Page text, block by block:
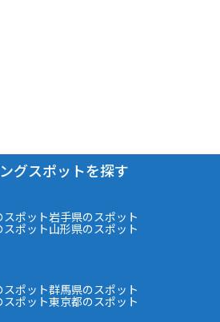
グスポットを探す
ポット岩手県のスポット
ポット山形県のスポット
ポット群馬県のスポット
ポット東京都のスポット